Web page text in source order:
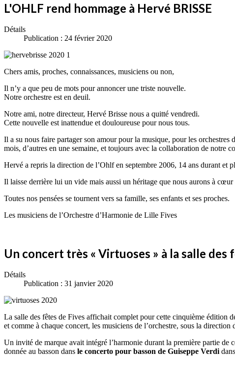
L'OHLF rend hommage à Hervé BRISSE
Détails
Publication : 24 février 2020
Chers amis, proches, connaissances, musiciens ou non,
Il n’y a que peu de mots pour annoncer une triste nouvelle.
Notre orchestre est en deuil.
Notre ami, notre directeur, Hervé Brisse nous a quitté vendredi.
Cette nouvelle est inattendue et douloureuse pour nous tous.
Il a su nous faire partager son amour pour la musique, pour les
mois, d’autres en une semaine, et toujours avec la collaboration de notre
Hervé a repris la direction de l’Ohlf en septembre 2006, 14 ans durant et
Il laisse derrière lui un vide mais aussi un héritage que nous aurons à cœur
Toutes nos pensées se tournent vers sa famille, ses enfants et ses proches.
Les musiciens de l’Orchestre d’Harmonie de Lille Fives
Un concert très « Virtuoses » à la salle des
Détails
Publication : 31 janvier 2020
La salle des fêtes de Fives affichait complet pour cette cinquième édition
et comme à chaque concert, les musiciens de l’orchestre, sous la direction
Un invité de marque avait intégré l’harmonie durant la première partie
donnée au basson dans le concerto pour basson de Guiseppe Verdi